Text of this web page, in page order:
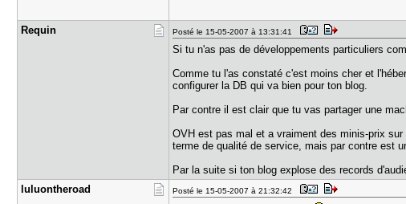
Requin Posté le 15-05-2007 à 13:31:41
Si tu n'as pas de développements particuliers
Comme tu l'as constaté c'est moins cher et
configurer la DB qui va bien pour ton blog.
Par contre il est clair que tu vas partager une
OVH est pas mal et a vraiment des minis-prix
terme de qualité de service, mais par contre est
Par la suite si ton blog explose des records
luluonther​oad
Posté le 15-05-2007 à 21:32:42